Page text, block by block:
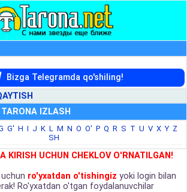
Bizga Telegramda qo'shiling!
IZLASH
G' H I J K L M N O O' P Q R S T U V X Y Z
SH
KIRISH UCHUN CHEKLOV O'RNATILGAN!
ro'yxatdan o'tishingiz yoki login bilan
Ro'yxatdan o'tgan foydalanuvchilar